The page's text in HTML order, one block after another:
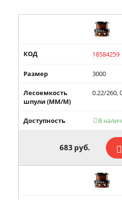
КОД 18584259
Размер 3000
Лесоемкость
шпули (MM/М)
0.22/260,
Доступность В

683 руб.